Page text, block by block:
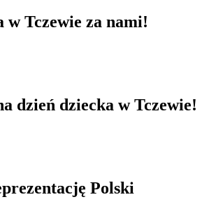
w Tczewie za nami!
dzień dziecka w Tczewie!
Polski